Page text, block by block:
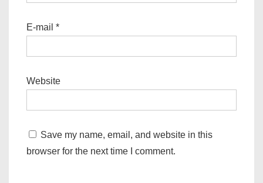
E-mail *
Website
Save my name, email, and website in this
browser for the next time I comment.